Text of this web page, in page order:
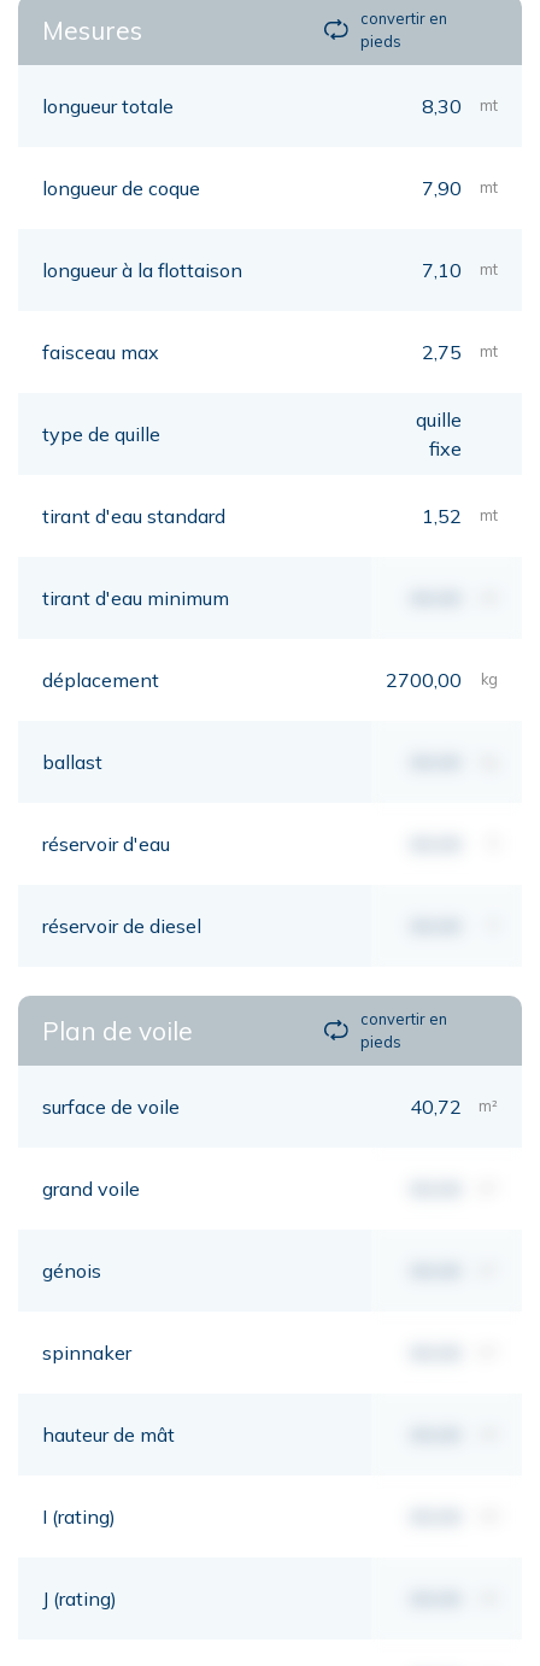
Mesures
convertir en
pieds
longueur totale 8,30 mt
longueur de coque 7,90 mt
longueur à la flottaison 7,10 mt
faisceau max 2,75 mt
type de quille
quille
fixe
tirant d'eau standard 1,52 mt
tirant d'eau minimum
déplacement 2700,00 kg
ballast
réservoir d'eau
réservoir de diesel
Plan de voile
convertir en
pieds
surface de voile 40,72 m²
grand voile
génois
spinnaker
hauteur de mât
I (rating)
J (rating)